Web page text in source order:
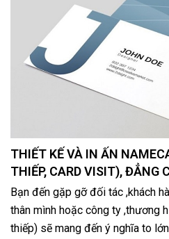
THIẾT KẾ VÀ IN ẤN
THIẾP, CARD VISIT), ĐẲNG
Bạn đến gặp gỡ đối tác ,khách
thân mình hoặc công ty ,thương
thiếp) sẽ mang đến ý nghĩa to